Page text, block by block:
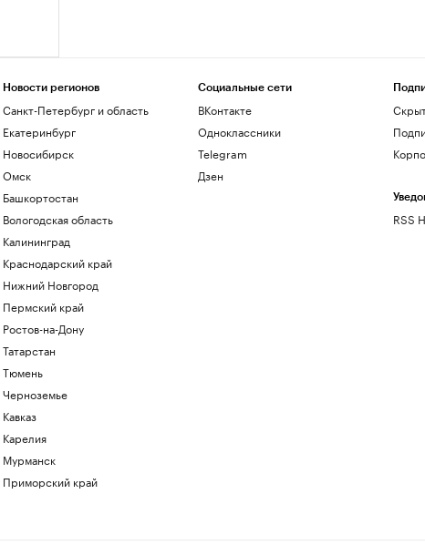
Новости регионов
Санкт-Петербург и область
Екатеринбург
Новосибирск
Омск
Башкортостан
Вологодская область
Калининград
Краснодарский край
Нижний Новгород
Пермский край
Ростов-на-Дону
Татарстан
Тюмень
Черноземье
Кавказ
Карелия
Мурманск
Приморский край
Социальные сети
ВКонтакте
Одноклассники
Telegram
Дзен
RSS